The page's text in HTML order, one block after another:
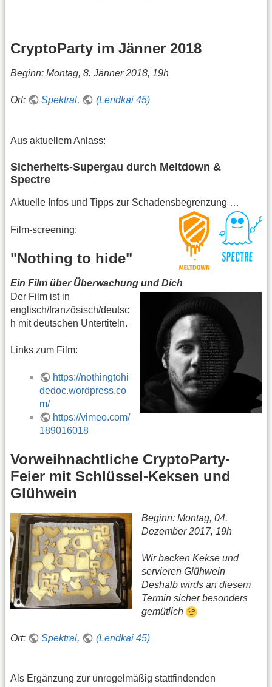
CryptoParty im Jänner 2018
Beginn: Montag, 8. Jänner 2018, 19h
Ort: Spektral, (Lendkai 45)
Aus aktuellem Anlass:
Sicherheits-Supergau durch Meltdown &
Spectre
Aktuelle Infos und Tipps zur Schadensbegrenzung …
Film-screening:
"Nothing to hide"
Ein Film über Überwachung und Dich
Der Film ist in
englisch/französisch/deutsc
h mit deutschen Untertiteln.
Links zum Film:
https://nothingtohi
dedoc.wordpress.co
m/
https://vimeo.com/
189016018
Vorweihnachtliche CryptoParty-
Feier mit Schlüssel-Keksen und
Glühwein
Beginn: Montag, 04.
Dezember 2017, 19h
Wir backen Kekse und
servieren Glühwein
Deshalb wirds an diesem
Termin sicher besonders
gemütlich
Ort: Spektral, (Lendkai 45)
Als Ergänzung zur unregelmäßig stattfindenden